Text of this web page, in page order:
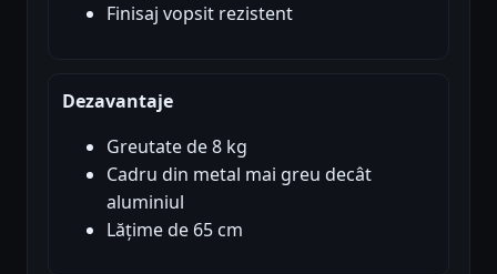
Finisaj vopsit rezistent
Dezavantaje
Greutate de 8 kg
Cadru din metal mai greu decât
aluminiul
Lățime de 65 cm